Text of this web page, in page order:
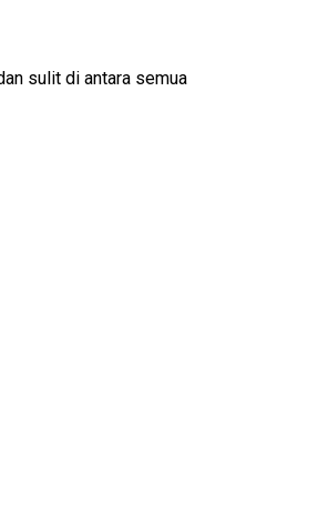
sulit di antara semua